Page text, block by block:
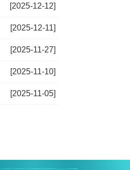
[2025-12-12]
[2025-12-11]
[2025-11-27]
[2025-11-10]
[2025-11-05]